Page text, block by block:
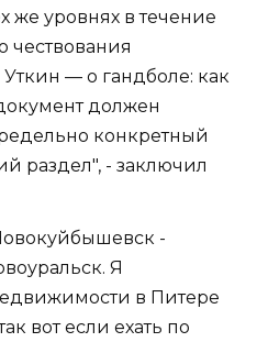
же уровнях в течение
чествования
— о гандболе: как
должен
конкретный
раздел", - заключил
-
Я
в Питере
вот если ехать по